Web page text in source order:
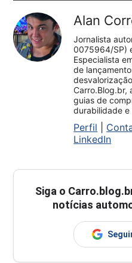
Alan
Jornalista
0075964/SP)
Especialista
de
Carro.Blog.br,
guias de
durabilidade
Perfil
LinkedIn
Siga o
notícias